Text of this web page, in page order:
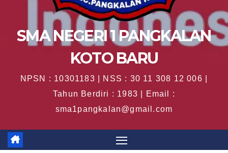
SMA NEGERI 1 PANGKALAN
KOTO BARU
NPSN : 10301183 | NSS : 30 11 308 12 006 |
Tahun Berdiri : 1983 | Email :
sma1pangkalan@gmail.com